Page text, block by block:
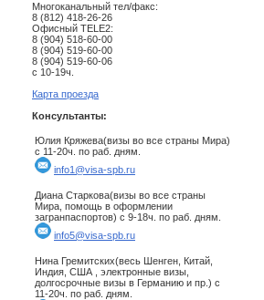
Многоканальный тел/факс:
8 (812) 418-26-26
Офисный TELE2:
8 (904) 518-60-00
8 (904) 519-60-00
8 (904) 519-60-06
с 10-19ч.
Карта проезда
Консультанты:
Юлия Кряжева(визы во все страны Мира)
с 11-20ч. по раб. дням.
info1@visa-spb.ru
Диана Старкова(визы во все страны
Мира, помощь в оформлении
загранпаспортов) с 9-18ч. по раб. дням.
info5@visa-spb.ru
Нина Гремитских(весь Шенген, Китай,
Индия, США , электронные визы,
долгосрочные визы в Германию и пр.) с
11-20ч. по раб. дням.